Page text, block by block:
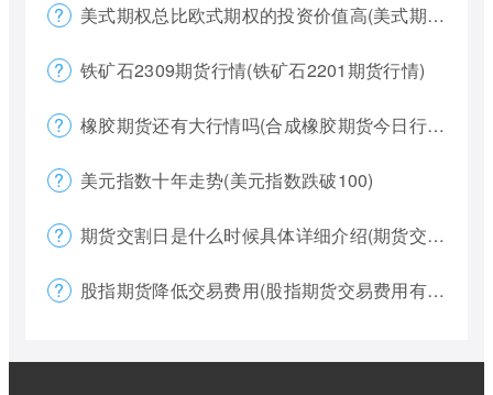
美式期权总比欧式期权的投资价值高(美式期权和欧式期权哪个风险更大)
铁矿石2309期货行情(铁矿石2201期货行情)
橡胶期货还有大行情吗(合成橡胶期货今日行情)
美元指数十年走势(美元指数跌破100)
期货交割日是什么时候具体详细介绍(期货交割日一般是涨还是跌)
股指期货降低交易费用(股指期货交易费用有哪些)